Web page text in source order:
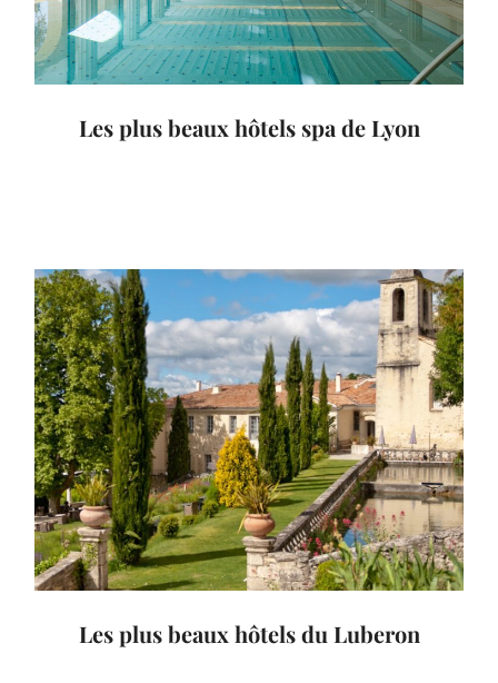
Les plus beaux hôtels spa de Lyon
Les plus beaux hôtels du Luberon